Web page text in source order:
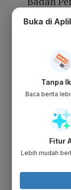
Turki di
Kantor
tentang
serta
Turkiye
Buka di
Tanpa
Baca berita
Fitur
Lebih mudah